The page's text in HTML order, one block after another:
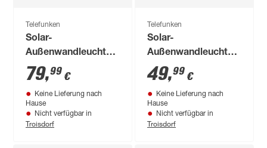
Telefunken
Solar-
Außenwandleuchte
'Oulu' mit
Bewegungssensor
500 lm neutralweiß
IP 44 17,5 x 5 cm
79,99 €
Keine Lieferung nach
Hause
Nicht verfügbar in
Troisdorf
Telefunken
Solar-
Außenwandleuchte
'Oulu' mit
Bewegungssensor
300 lm neutralweiß
IP 44 15 x 6,8 cm
49,99 €
Keine Lieferung nach
Hause
Nicht verfügbar in
Troisdorf